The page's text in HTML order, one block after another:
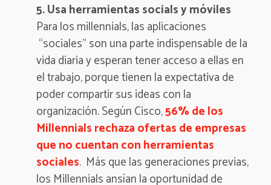
5. Usa herramientas socials y móviles
Para los millennials, las aplicaciones
“sociales” son una parte indispensable de la
vida diaria y esperan tener acceso a ellas en
el trabajo, porque tienen la expectativa de
poder compartir sus ideas con la
organización. Según Cisco,56% de los
Millennials rechaza ofertas de empresas
que no cuentan con herramientas
sociales. Más que las generaciones previas,
los Millennials ansían la oportunidad de